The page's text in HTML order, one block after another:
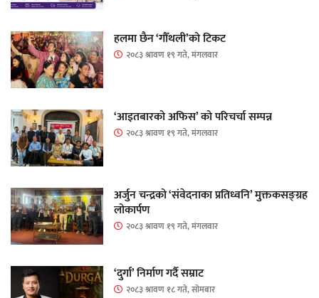
हलमा छैन ‘गौँथली’को टिकट
२०८३ श्रावण १९ गते, मंगलवार
‘आइतबारको अफिस’ को परिचर्चा सम्पन्न
२०८३ श्रावण १९ गते, मंगलवार
अर्जुन चन्द्रको ‘संवेदनाका प्रतिध्वनि’ मुक्तकसङ्ग्रह
लोकार्पण
२०८३ श्रावण १९ गते, मंगलवार
‘दुर्गा’ निर्माण गर्दै सम्राट
२०८३ श्रावण १८ गते, सोमबार